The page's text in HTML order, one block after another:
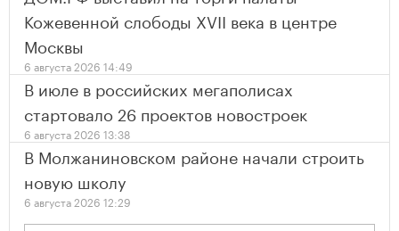
Кожевенной слободы XVII века в центре
Москвы
6 августа 2026 14:49
В июле в российских мегаполисах
стартовало 26 проектов новостроек
6 августа 2026 13:38
В Молжаниновском районе начали строить
новую школу
6 августа 2026 12:29